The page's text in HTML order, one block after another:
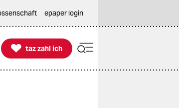
epaper login

taz zahl ich
taz zahl ich